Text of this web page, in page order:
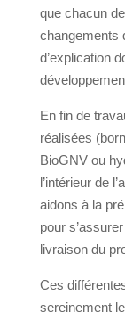
que chacun
changements
d’explication
En fin de
réalisées
BioGNV ou
l’intérieur de
aidons à la
pour
livraison du
Ces
sereinement